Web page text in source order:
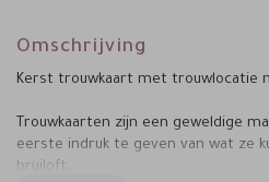
Omschrijving
Kerst trouwkaart met trouwlocatie
Trouwkaarten zijn een geweldige
eerste indruk te geven van wat ze
bruiloft.